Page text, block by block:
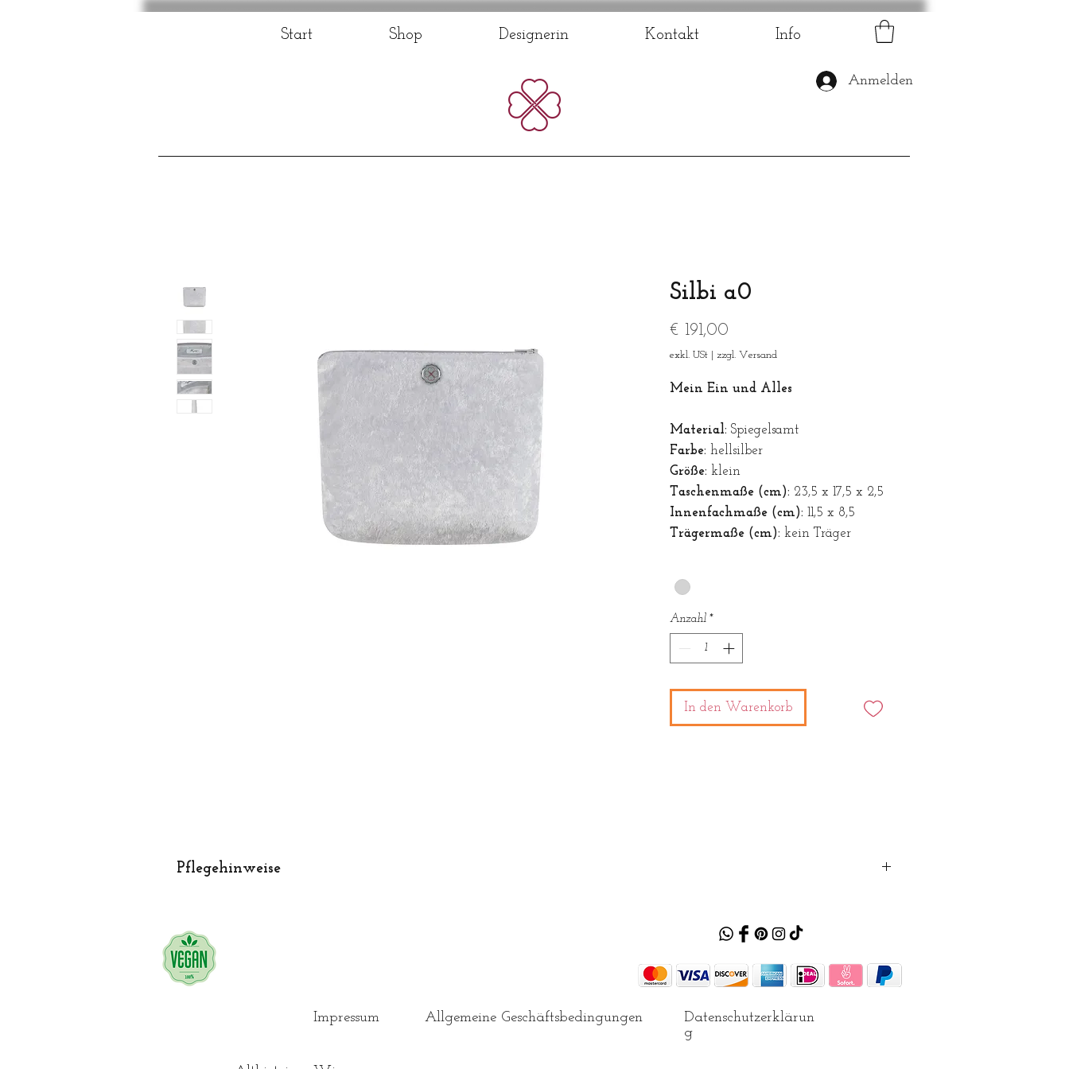
Start Shop Designerin Kontakt Info
Anmelden
Silbi a0
€ 191,00
exkl. USt | zzgl. Versand
Mein Ein und Alles
Material: Spiegelsamt
Farbe: hellsilber
Größe: klein
Taschenmaße (cm): 23,5 x 17,5 x 2,5
Innenfachmaße (cm): 11,5 x 8,5
Trägermaße (cm): kein Träger
Anzahl *
In den Warenkorb
Pflegehinweise
+ Feinwaschmittel
Programm für Wolle/Seide (bei 30° und 400 Umdrehungen pro Minute)
Impressum Allgemeine Geschäftsbedingungen
Datenschutzerklärun
g